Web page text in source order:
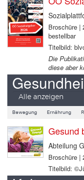
Broschüre |
bestellbar
Titelbild:
Die
diese aber
Alle anzeigen
Bewegung Ernährung
Gesund
Abteilung
Broschüre |
Titelbild: